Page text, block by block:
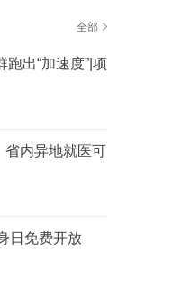
全部
跑出“加速度”|项
省内异地就医可
日免费开放